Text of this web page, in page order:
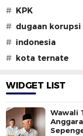
# KPK
# dugaan korupsi
# indonesia
# kota ternate
WIDGET LIST
Wawali